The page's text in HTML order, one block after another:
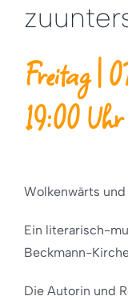
Freitag |
19:00 Uhr
Wolkenwärts
Ein literarisch-
Beckmann-
Die Autorin und